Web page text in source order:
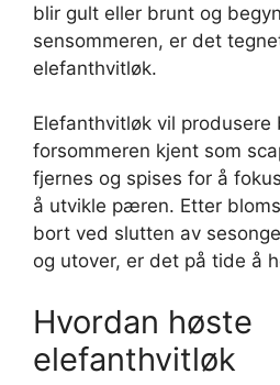
blir gult eller brunt og
sensommeren, er det
elefanthvitløk.
Elefanthvitløk vil produsere
forsommeren kjent som
fjernes og spises for å
å utvikle pæren. Etter
bort ved slutten av
og utover, er det på tide å
Hvordan høste
elefanthvitløk